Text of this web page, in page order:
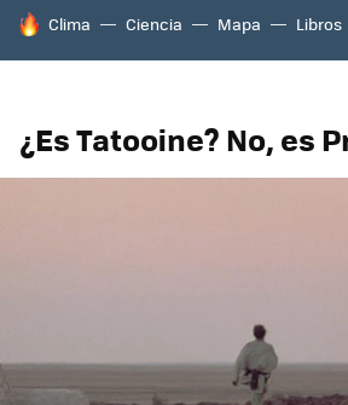
HOY SE HABLA DE
Clima Ciencia Mapa Libros
¿Es Tatooine? No, es